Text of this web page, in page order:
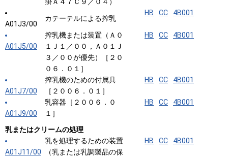
A01J3/00
カテーテルによる搾乳
HB CC 4B001
A01J5/00
搾乳機または装置（Ａ０
１Ｊ１／００，Ａ０１Ｊ
３／００が優先）［２０
０６．０１］
HB CC 4B001
A01J7/00
搾乳機のための付属具
［２００６．０１］
HB CC 4B001
A01J9/00
乳容器［２００６．０
１］
HB CC 4B001
乳またはクリームの処理
A01J11/00
乳を処理するための装置
（乳または乳調製品の保
HB CC 4B001